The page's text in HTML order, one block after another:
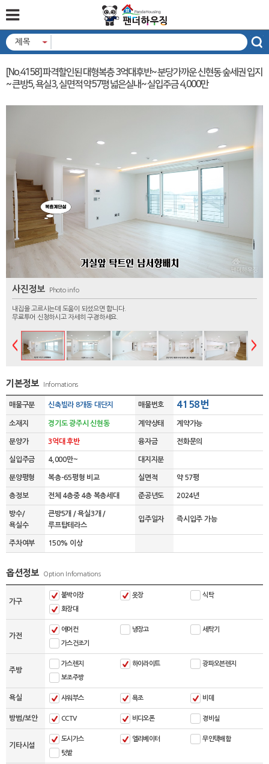
제목
[No.4158] 파격할인된 대형복층 3억대후반~ 분당가까운 신현동 숲세권 입지
~ 큰방5, 욕실3, 실면적 약57평 넓은실내~ 실입주금 4,000만
사진정보 Photo info
내집을 고르시는데 도움이 되셨으면 합니다.
무료투어 신청하시고 자세히 구경하세요.
기본정보 Infomations
매물구분 신축빌라 8개동 대단지 매물번호 4158번
소재지 경기도 광주시 신현동 계약상태 계약가능
분양가 3억대 후반 융자금 전화문의
실입주금 4,000만~ 대지지분
분양평형 복층-65평형 비교 실면적 약 57평
층정보 전체 4층중 4층 복층세대 준공년도 2024년
방수/
욕실수
큰방5개 / 욕실3개 /
루프탑테라스
입주일자 즉시입주 가능
주차여부 150% 이상
옵션정보 Option Infomations
가구
붙박이장 옷장 식탁
화장대
가전
에어컨 냉장고 세탁기
가스건조기
주방
가스렌지 하이라이트 광파오븐렌지
보조주방
욕실 샤워부스 욕조 비데
방범/보안 CCTV 비디오폰 경비실
기타시설
도시가스 엘리베이터 무인택배함
텃밭